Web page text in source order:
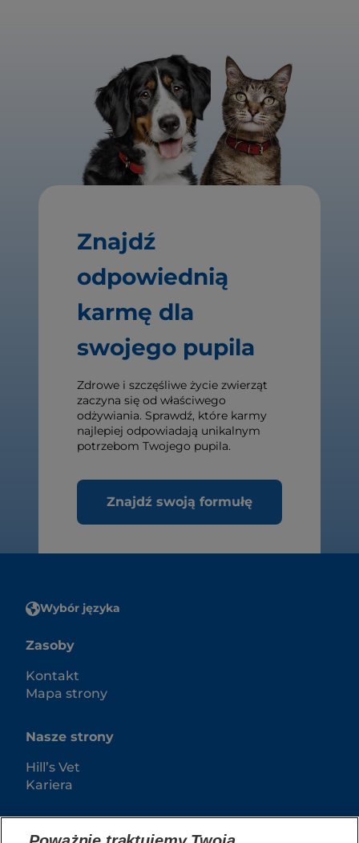
Znajdź
odpowiednią
karmę dla
swojego pupila
Zdrowe i szczęśliwe życie zwierząt
zaczyna się od właściwego
odżywiania. Sprawdź, które karmy
najlepiej odpowiadają unikalnym
potrzebom Twojego pupila.
Znajdź swoją formułę
Wybór języka
Zasoby
Kontakt
Mapa strony
Nasze strony
Hill’s Vet
Kariera